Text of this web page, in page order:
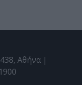
Αθήνα |